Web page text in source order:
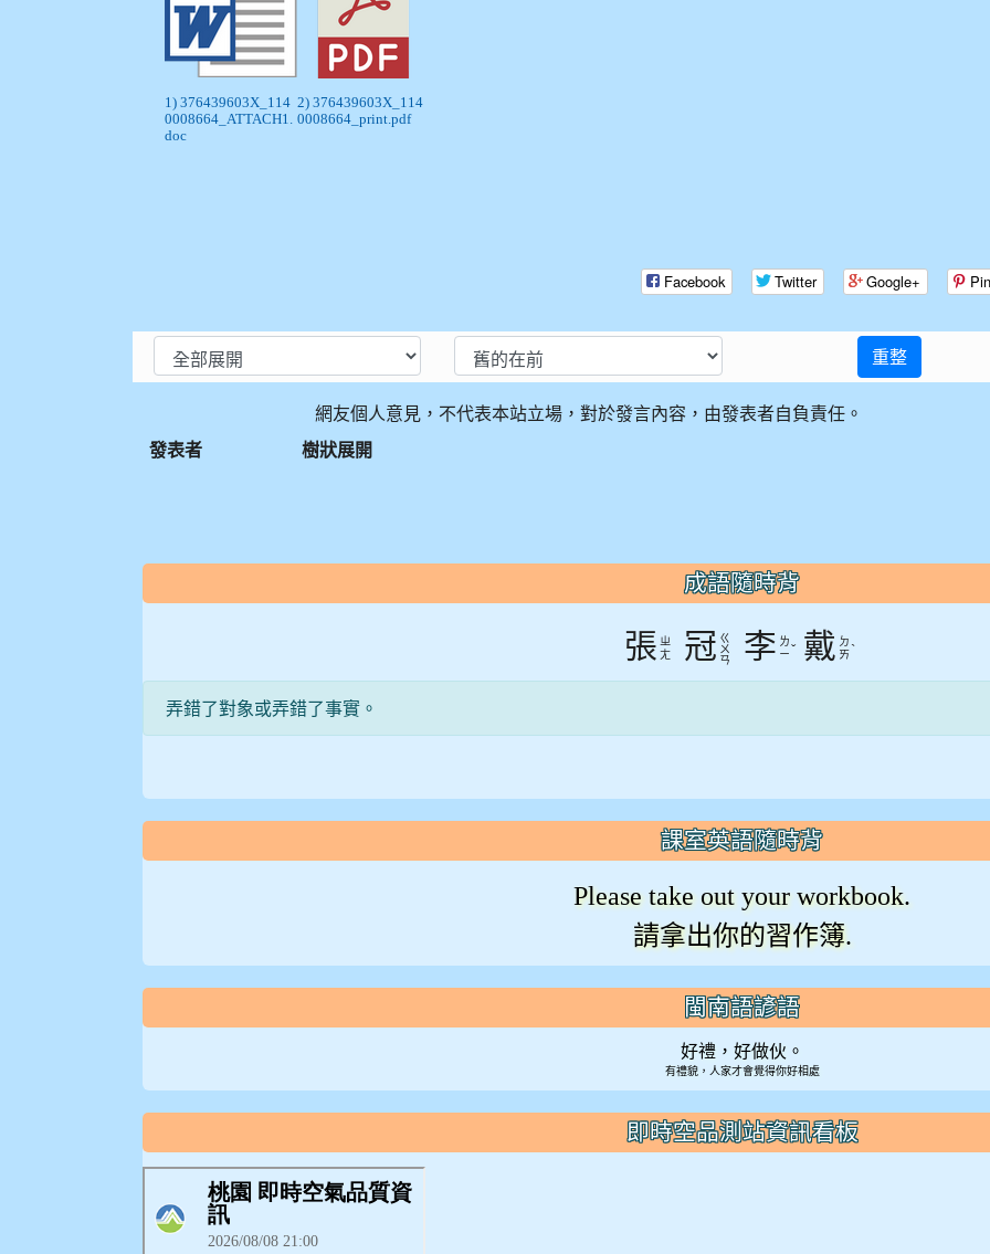
1) 376439603X_114
0008664_ATTACH1.
doc
2) 376439603X_114
0008664_print.pdf
Facebook Twitter Google+
重整
網友個人意見，不代表本站立場，對於發言內容，由發表者自負責任。
發表者
樹狀展開
::: 成語隨時背
張 ㄓ
ㄤ
冠 ㄍ
ㄨ
ㄢ
李 ㄌ
ㄧˇ 戴 ㄉ
ㄞˋ
弄錯了對象或弄錯了事實。
課室英語隨時背
Please take out your workbook.
請拿出你的習作簿.
閩南語諺語
好禮，好做伙。
有禮貌，人家才會覺得你好相處
即時空品測站資訊看板